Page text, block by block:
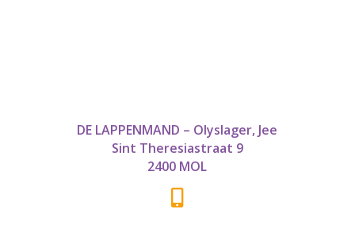
DE LAPPENMAND – Olyslager, Jee
Sint Theresiastraat 9
2400 MOL
